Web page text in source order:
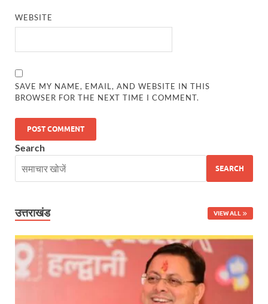
Uttar Pradesh News: ‘आभार प्रधानमंत्री जी, डबल
AI Start-Ups: प्रधानमंत्री ने भारतीय एआई स्टार्टअप्स के
Hindi Salahkar Samiti: विधि एवं न्याय मंत्रालय विधायी
Gram Panchayat Adhar: ग्राम पंचायतों में भी बनेगा
Uttarakhand Young Leaders Dialogue: विकसित
WEBSITE
SAVE MY NAME, EMAIL, AND WEBSITE IN THIS
BROWSER FOR THE NEXT TIME I COMMENT.
Search
SEARCH
उत्तराखंड VIEW ALL